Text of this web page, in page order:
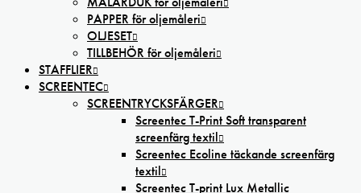
PAPPER för oljemåleri
OLJESET
TILLBEHÖR för oljemåleri
STAFFLIER
SCREENTEC
SCREENTRYCKSFÄRGER
Screentec T-Print Soft transparent
screenfärg textil
Screentec Ecoline täckande screenfärg
textil
Screentec T-print Lux Metallic